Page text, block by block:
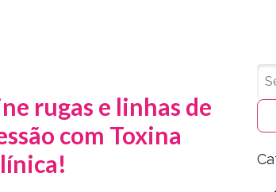
rugas e linhas de
com Toxina